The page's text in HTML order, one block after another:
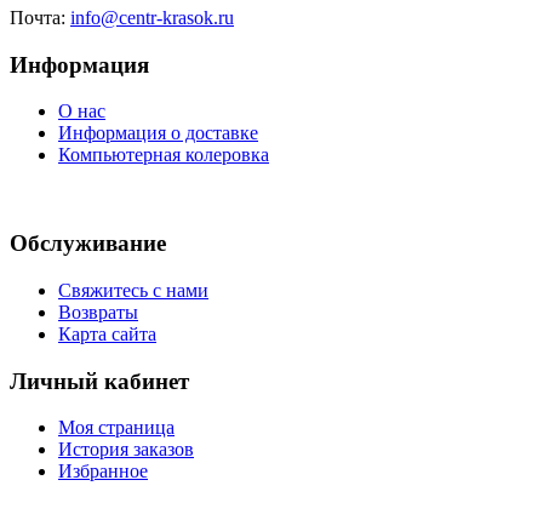
Почта: info@centr-krasok.ru
Информация
О нас
Информация о доставке
Компьютерная колеровка
Обслуживание
Свяжитесь с нами
Возвраты
Карта сайта
Личный кабинет
Моя страница
История заказов
Избранное